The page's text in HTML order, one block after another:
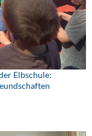
Elbschule: